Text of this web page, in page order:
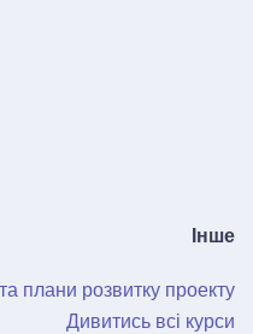
Інше
плани розвитку проекту
Дивитись всі курси